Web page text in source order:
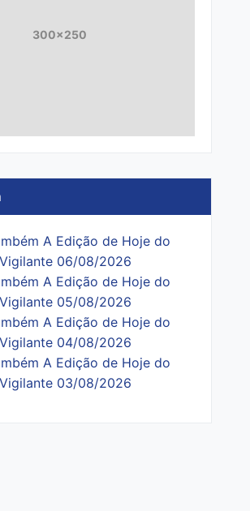
300x250
A Edição de Hoje do
06/08/2026
A Edição de Hoje do
05/08/2026
A Edição de Hoje do
04/08/2026
A Edição de Hoje do
03/08/2026